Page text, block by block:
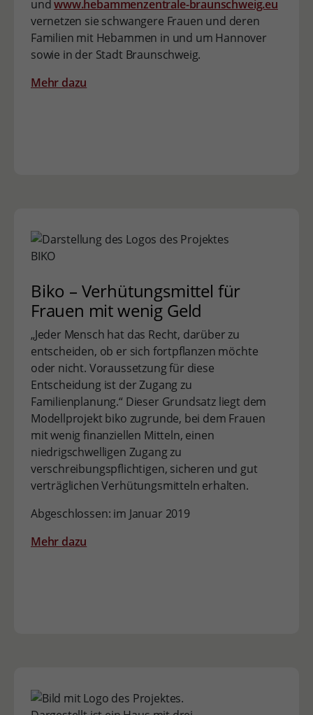
undwww.hebammenzentrale-braunschweig.eu
vernetzen sie schwangere Frauen und deren
Familien mit Hebammen in und um Hannover
sowie in der Stadt Braunschweig.
Mehr dazu
Biko – Verhütungsmittel für
Frauen mit wenig Geld
„Jeder Mensch hat das Recht, darüber zu
entscheiden, ob er sich fortpflanzen möchte
oder nicht. Voraussetzung für diese
Entscheidung ist der Zugang zu
Familienplanung.“ Dieser Grundsatz liegt dem
Modellprojekt biko zugrunde, bei dem Frauen
mit wenig finanziellen Mitteln, einen
niedrigschwelligen Zugang zu
verschreibungspflichtigen, sicheren und gut
verträglichen Verhütungsmitteln erhalten.
Abgeschlossen: im Januar 2019
Mehr dazu